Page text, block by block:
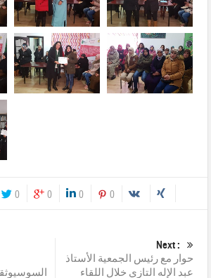
0 0 0 0
Next :
حوار مع رئيس الجمعية الأستاذ
عبد الإله التازي خلال اللقاء